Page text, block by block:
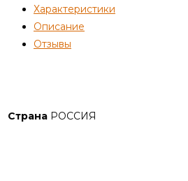
130(-)
нерж
Характеристики
Описание
Отзывы
Страна РОССИЯ